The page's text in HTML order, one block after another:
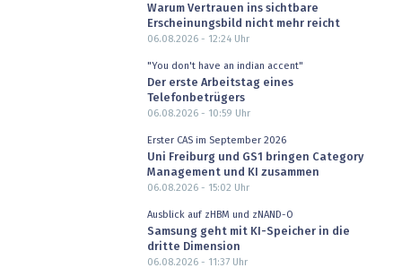
Warum Vertrauen ins sichtbare
Erscheinungsbild nicht mehr reicht
06.08.2026 - 12:24Uhr
"You don't have an indian accent"
Der erste Arbeitstag eines
Telefonbetrügers
06.08.2026 - 10:59 Uhr
Erster CAS im September 2026
Uni Freiburg und GS1 bringen Category
Management und KI zusammen
06.08.2026 - 15:02 Uhr
Ausblick auf zHBM und zNAND-O
Samsung geht mit KI-Speicher in die
dritte Dimension
06.08.2026 - 11:37Uhr